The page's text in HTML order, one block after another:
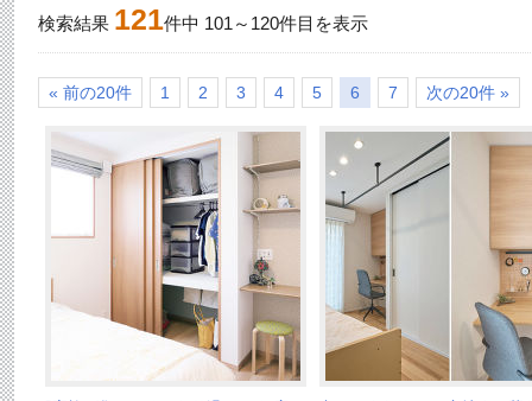
検索結果 121件中 101 ～ 120件目を表示
« 前の20件 1 2 3 4 5 6 7 次の20件 »